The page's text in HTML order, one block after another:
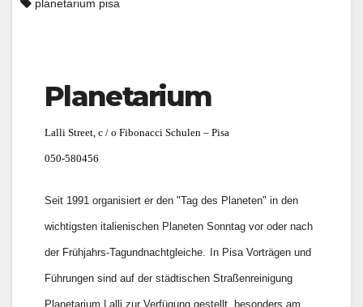
planetarium pisa
Planetarium
Lalli Street, c / o Fibonacci Schulen – Pisa
050-580456
Seit 1991 organisiert er den "Tag des Planeten" in den
wichtigsten italienischen Planeten Sonntag vor oder nach
der Frühjahrs-Tagundnachtgleiche. In Pisa Vorträgen und
Führungen sind auf der städtischen Straßenreinigung
Planetarium Lalli zur Verfügung gestellt, besonders am